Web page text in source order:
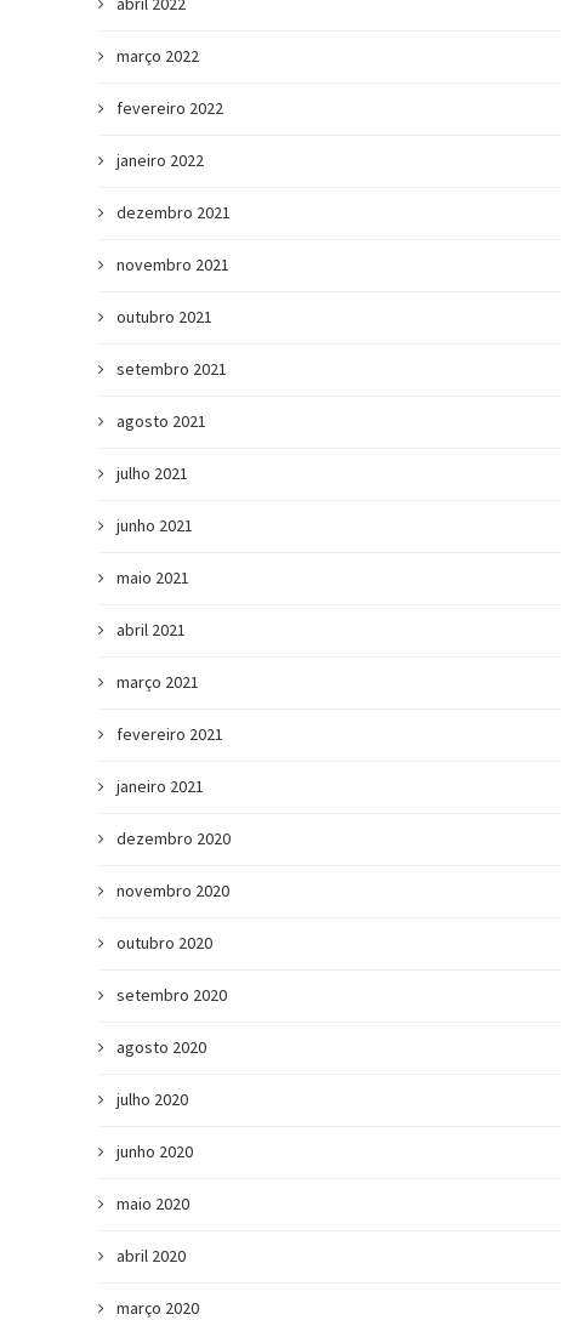
março 2022
fevereiro 2022
janeiro 2022
dezembro 2021
novembro 2021
outubro 2021
setembro 2021
agosto 2021
julho 2021
junho 2021
maio 2021
abril 2021
março 2021
fevereiro 2021
janeiro 2021
dezembro 2020
novembro 2020
outubro 2020
setembro 2020
agosto 2020
julho 2020
junho 2020
maio 2020
abril 2020
março 2020